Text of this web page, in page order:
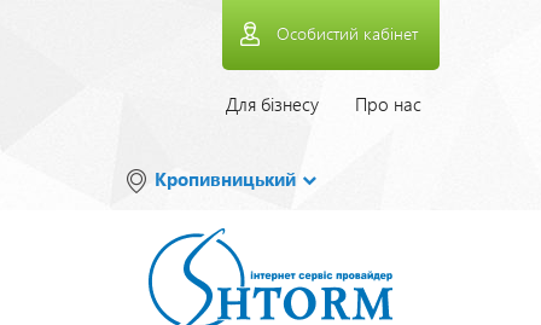
Особистий кабінет
Верхнее
Для бізнесу Про нас
Кропивницький